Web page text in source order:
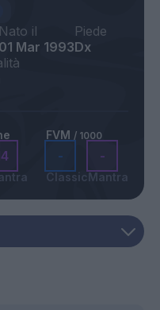
Nato il
01 Mar 1993
Piede
Dx
FVM / 1000
-
Classic
-
Mantra